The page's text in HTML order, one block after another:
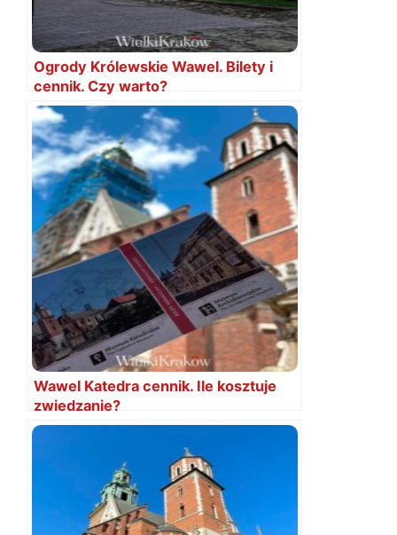
Ogrody Królewskie Wawel. Bilety i
cennik. Czy warto?
Wawel Katedra cennik. Ile kosztuje
zwiedzanie?